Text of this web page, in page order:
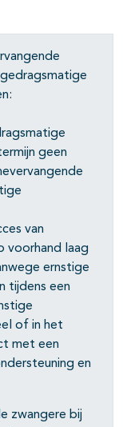
geen
van
voorhand laag
ernstige
tijdens een
of in het
met een
en
zwangere bij